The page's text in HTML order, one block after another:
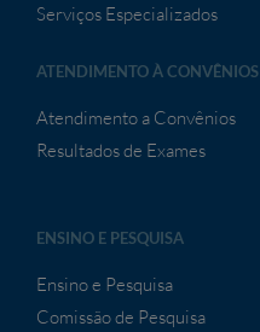
Serviços Especializados
ATENDIMENTO À CONVÊNIOS
Atendimento a Convênios
Resultados de Exames
ENSINO E PESQUISA
Ensino e Pesquisa
Comissão de Pesquisa